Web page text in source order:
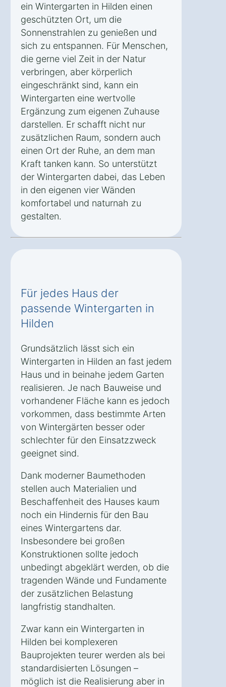
ein Wintergarten in Hilden einen
geschützten Ort, um die
Sonnenstrahlen zu genießen und
sich zu entspannen. Für Menschen,
die gerne viel Zeit in der Natur
verbringen, aber körperlich
eingeschränkt sind, kann ein
Wintergarten eine wertvolle
Ergänzung zum eigenen Zuhause
darstellen. Er schafft nicht nur
zusätzlichen Raum, sondern auch
einen Ort der Ruhe, an dem man
Kraft tanken kann. So unterstützt
der Wintergarten dabei, das Leben
in den eigenen vier Wänden
komfortabel und naturnah zu
gestalten.
Für jedes Haus der
passende Wintergarten in
Hilden
Grundsätzlich lässt sich ein
Wintergarten in Hilden an fast jedem
Haus und in beinahe jedem Garten
realisieren. Je nach Bauweise und
vorhandener Fläche kann es jedoch
vorkommen, dass bestimmte Arten
von Wintergärten besser oder
schlechter für den Einsatzzweck
geeignet sind.
Dank moderner Baumethoden
stellen auch Materialien und
Beschaffenheit des Hauses kaum
noch ein Hindernis für den Bau
eines Wintergartens dar.
Insbesondere bei großen
Konstruktionen sollte jedoch
unbedingt abgeklärt werden, ob die
tragenden Wände und Fundamente
der zusätzlichen Belastung
langfristig standhalten.
Zwar kann ein Wintergarten in
Hilden bei komplexeren
Bauprojekten teurer werden als bei
standardisierten Lösungen –
möglich ist die Realisierung aber in